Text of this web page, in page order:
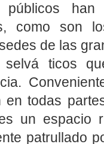
han
como son
de las
selvá ticos
en todas
un espacio
patrullado